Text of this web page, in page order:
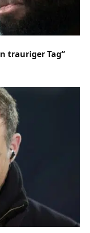
trauriger Tag“